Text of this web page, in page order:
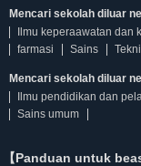
Mencari sekolah diluar
Ilmu keperaawatan dan
farmasi
Sains
Mencari sekolah diluar
Ilmu pendidikan dan
Sains umum
【Panduan untuk